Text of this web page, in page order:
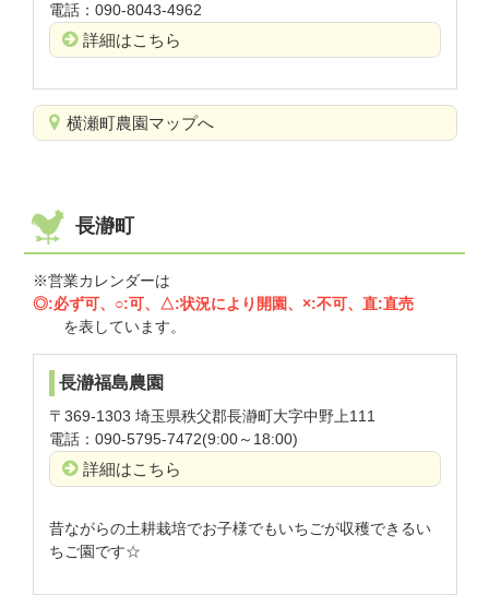
電話：090-8043-4962
詳細はこちら
横瀬町農園マップへ
長瀞町
※営業カレンダーは
◎:必ず可、○:可、△:状況により開園、×:不可、直:直売
を表しています。
長瀞福島農園
〒369-1303 埼玉県秩父郡長瀞町大字中野上111
電話：090-5795-7472(9:00～18:00)
詳細はこちら
昔ながらの土耕栽培でお子様でもいちごが収穫できるい
ちご園です☆